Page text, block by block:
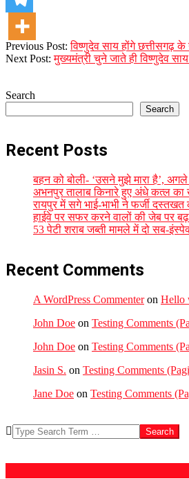
2023-
12-
Previous Post:विष्णुदेव साय होंगे छत्तीसगढ़
Next Post:मुख्यमंत्री चुने जाते ही विष्णुदेव
Search
Search
Recent Posts
बहन को बोली- ‘उसने मुझे मारा है’, अगले
अभनपुर तालाब किनारे हुए अंधे कत्ल का
रायपुर में सगे भाई-भाभी ने फर्जी
हाईवे पर सफर करने वालों की जेब पर
53 पेटी शराब जब्ती मामले में दो सब-
Recent Comments
A WordPress Commenteron Hello
John Doe on Testing Comments
John Doe on Testing Comments
Jasin S. on Testing Comments
Jane Doe on Testing Comments
Search